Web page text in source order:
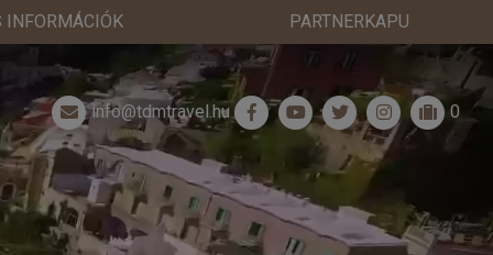
INFORMÁCIÓK PARTNERKAPU
info@tdmtravel.hu 0